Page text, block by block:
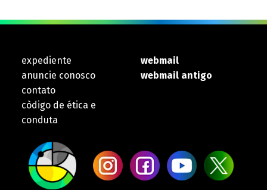
expediente
anuncie conosco
contato
còdigo de ética e
conduta
webmail
webmail antigo